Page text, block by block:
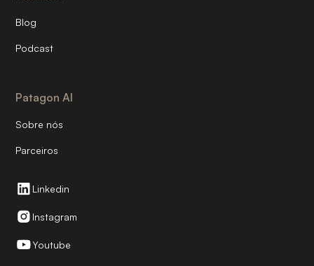
Blog
Podcast
Patagon AI
Sobre nós
Parceiros
Linkedin
Instagram
Youtube